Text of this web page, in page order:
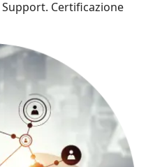
Certificazione